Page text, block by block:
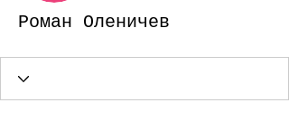
Роман Оленичев